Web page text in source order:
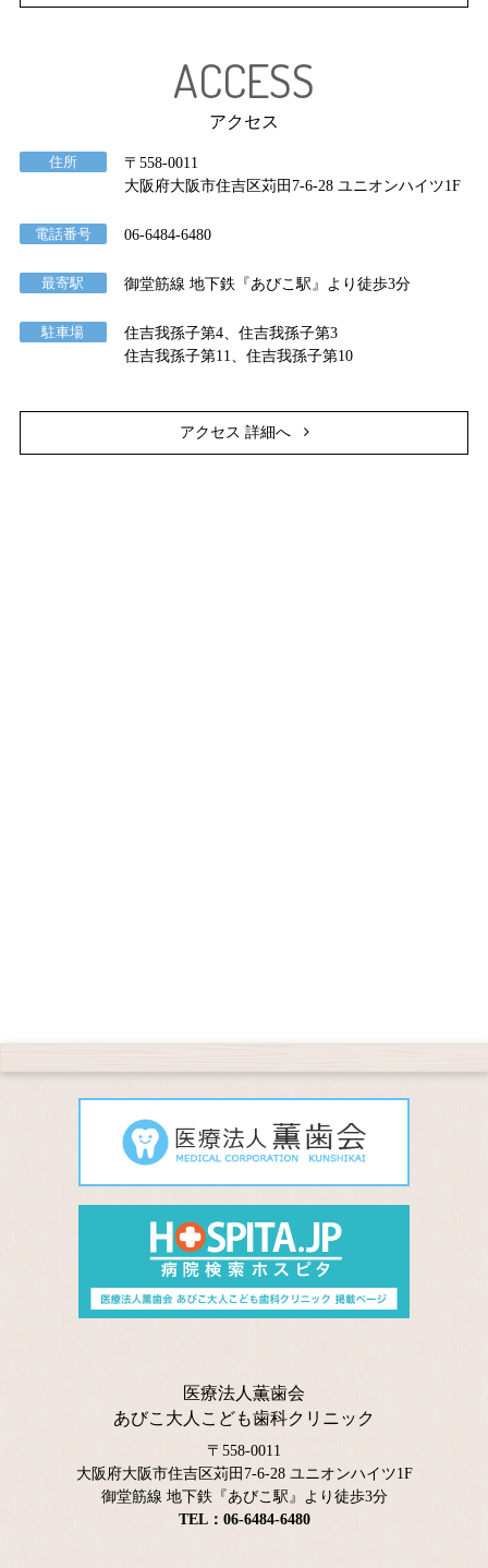
ACCESS
アクセス
住所
〒558-0011
大阪府大阪市住吉区苅田7-6-28 ユニオンハイツ1F
電話番号 06-6484-6480
最寄駅 御堂筋線 地下鉄『あびこ駅』より徒歩3分
駐車場
住吉我孫子第4、住吉我孫子第3
住吉我孫子第11、住吉我孫子第10
アクセス 詳細へ
医療法人薫歯会
あびこ大人こども歯科クリニック
〒558-0011
大阪府大阪市住吉区苅田7-6-28 ユニオンハイツ1F
御堂筋線 地下鉄『あびこ駅』より徒歩3分
TEL：06-6484-6480